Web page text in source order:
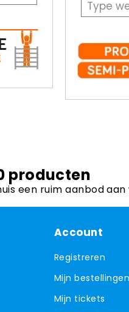
producten
een ruim aanbod
Account
Registreren
Mijn bestellingen
Mijn tickets